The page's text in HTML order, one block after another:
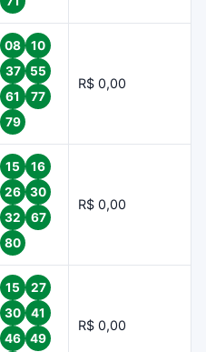
08
10
37
55
61
77
79
R$ 0,00
15
16
26
30
32
67
80
R$ 0,00
15
27
30
41
46
49
R$ 0,00